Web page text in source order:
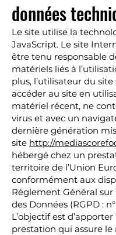
données
Le site utilise la
JavaScript. Le site
être tenu responsable
matériels liés à
plus, l’utilisateur du site
accéder au site en
matériel récent, ne
virus et avec un
dernière génération
site http://
hébergé chez un
territoire de l’Union
conformément aux
Règlement Général
des Données (RGPD : n°
L’objectif est
prestation qui assure